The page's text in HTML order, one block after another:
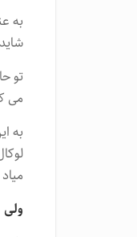
تو
می
ولی